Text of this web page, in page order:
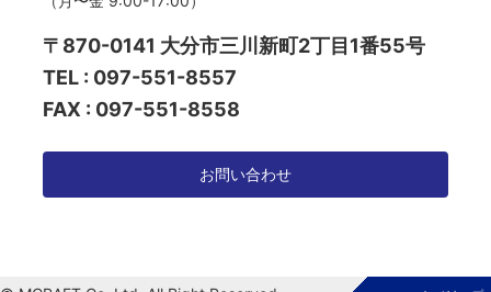
〒870-0141 大分市三川新町2丁目1番55号
TEL : 097-551-8557
FAX : 097-551-8558
お問い合わせ